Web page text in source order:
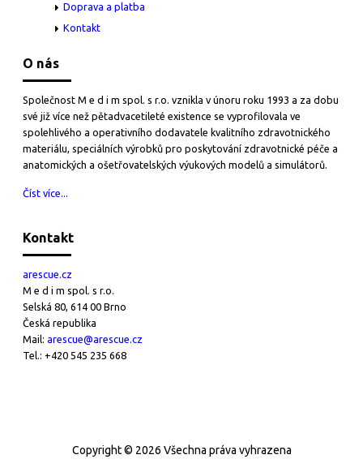
Doprava a platba
Kontakt
O nás
Společnost M e d i m spol. s r.o. vznikla v únoru roku 1993 a za dobu
své již více než pětadvacetileté existence se vyprofilovala ve
spolehlivého a operativního dodavatele kvalitního zdravotnického
materiálu, speciálních výrobků pro poskytování zdravotnické péče a
anatomických a ošetřovatelských výukových modelů a simulátorů.
Číst více...
Kontakt
arescue.cz
M e d i m spol. s r.o.
Selská 80, 614 00 Brno
Česká republika
Mail: arescue@arescue.cz
Tel.: +420 545 235 668
Copyright © 2026 Všechna práva vyhrazena